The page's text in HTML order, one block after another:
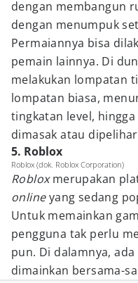
dengan membangun
dengan menumpuk
Permaiannya bisa
pemain lainnya. Di
melakukan lompatan
lompatan biasa,
tingkatan level,
dimasak atau
5. Roblox
Roblox (dok. Roblox Corporation)
Robloxmerupakan
onlineyang sedang
Untuk memainkan
pengguna tak perlu
pun. Di dalamnya,
dimainkan bersama-